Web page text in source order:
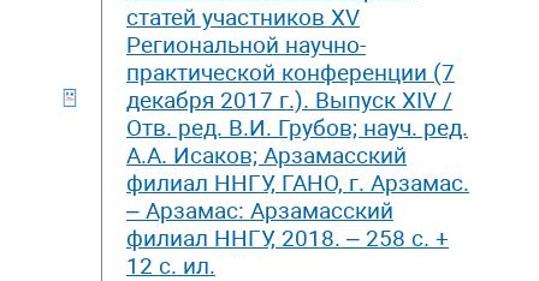
статей участников XV
Региональной научно-
практической конференции (7
декабря 2017 г.). Выпуск ХIV /
Отв. ред. В.И. Грубов; науч. ред.
А.А. Исаков; Арзамасский
филиал ННГУ, ГАНО, г. Арзамас.
– Арзамас: Арзамасский
филиал ННГУ, 2018. – 258 c. +
12 с. ил.